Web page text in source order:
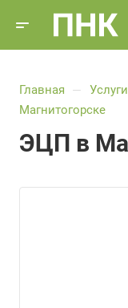
Главная — Услуги
Магнитогорске
ЭЦП в